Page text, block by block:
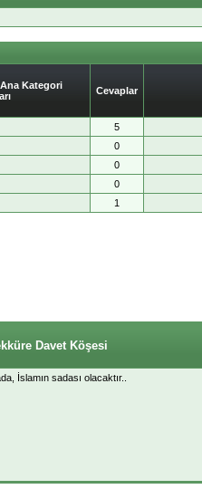
Kategori
Cevaplar
5
0
0
0
1
Davet Köşesi
İslamın sadası olacaktır..